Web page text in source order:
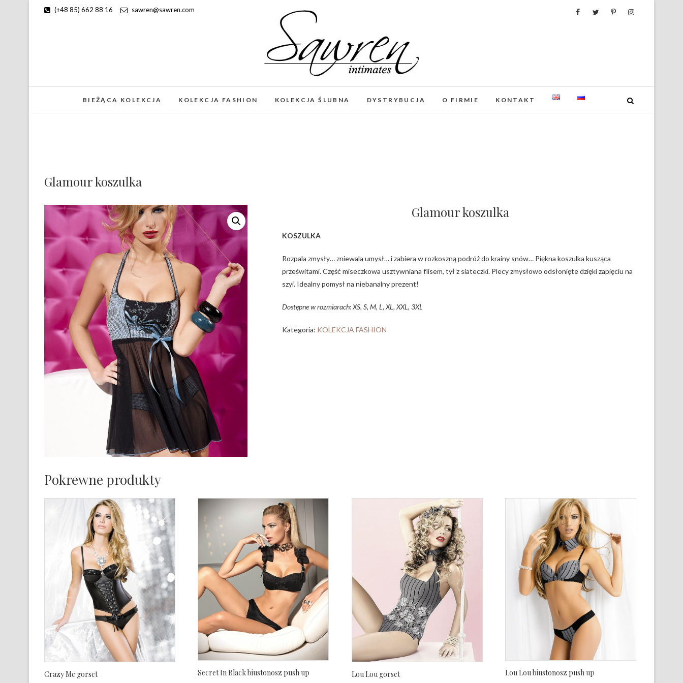
(+48 85) 662 88 16 sawren@sawren.com
BIEŻĄCA KOLEKCJA KOLEKCJA FASHION KOLEKCJA ŚLUBNA DYSTRYBUCJA O FIRMIE KONTAKT
Glamour koszulka
Glamour koszulka
KOSZULKA
Rozpala zmysły… zniewala umysł… i zabiera w rozkoszną podróż do krainy snów… Piękna koszulka kusząca
prześwitami. Część miseczkowa usztywniana flisem, tył z siateczki. Plecy zmysłowo odsłonięte dzięki zapięciu na
szyi. Idealny pomysł na niebanalny prezent!
Dostępne w rozmiarach: XS, S, M, L, XL, XXL, 3XL
Kategoria: KOLEKCJA FASHION
Pokrewne produkty
Crazy Me gorset Secret In Black biustonosz push up Lou Lou gorset Lou Lou biustonosz push up